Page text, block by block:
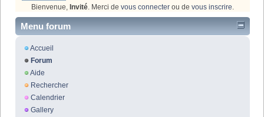
Bienvenue, Invité. Merci de vous connecter ou de vous inscrire.
Menu forum
Accueil
Forum
Aide
Rechercher
Calendrier
Gallery